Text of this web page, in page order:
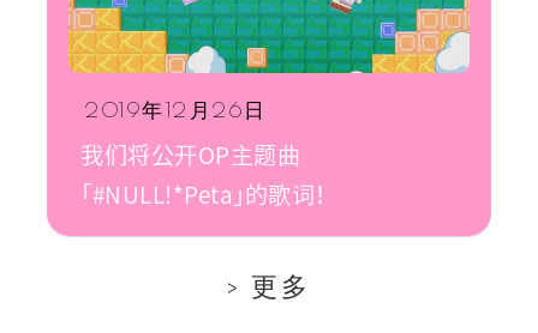
2019年12月26日
我们将公开OP主题曲
「#NULL!*Peta」的歌词！
更多